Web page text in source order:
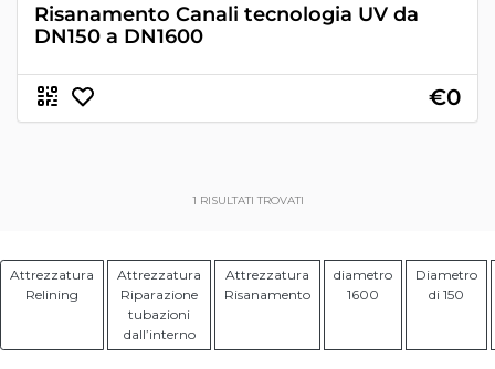
Risanamento Canali tecnologia UV da
DN150 a DN1600
€0
1 RISULTATI TROVATI
Attrezzatura
Relining
Attrezzatura
Riparazione
tubazioni
dall’interno
Attrezzatura
Risanamento
diametro
1600
Diametro
di 150